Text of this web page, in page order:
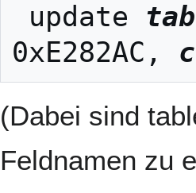
update
0xE282AC,
(Dabei sind
Feldnamen zu